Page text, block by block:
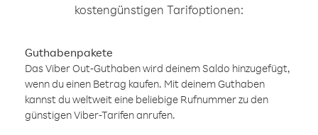
kostengünstigen Tarifoptionen:
Guthabenpakete
Das Viber Out-Guthaben wird deinem Saldo hinzugefügt,
wenn du einen Betrag kaufen. Mit deinem Guthaben
kannst du weltweit eine beliebige Rufnummer zu den
günstigen Viber-Tarifen anrufen.